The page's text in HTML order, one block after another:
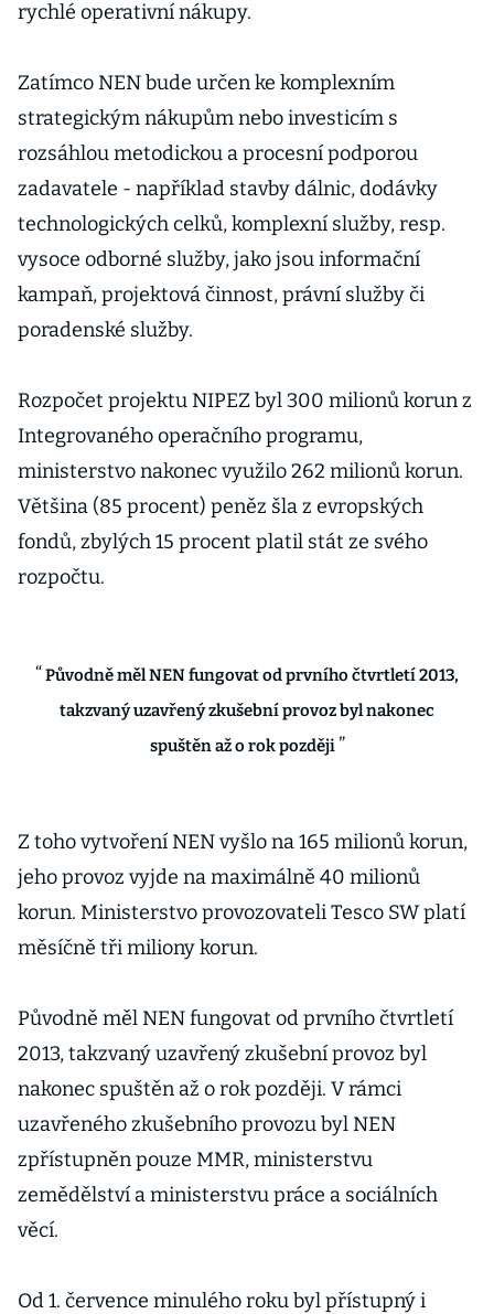
rychlé operativní nákupy.
Zatímco NEN bude určen ke komplexním
strategickým nákupům nebo investicím s
rozsáhlou metodickou a procesní podporou
zadavatele - například stavby dálnic, dodávky
technologických celků, komplexní služby, resp.
vysoce odborné služby, jako jsou informační
kampaň, projektová činnost, právní služby či
poradenské služby.
Rozpočet projektu NIPEZ byl 300 milionů korun z
Integrovaného operačního programu,
ministerstvo nakonec využilo 262 milionů korun.
Většina (85 procent) peněz šla z evropských
fondů, zbylých 15 procent platil stát ze svého
rozpočtu.
Původně měl NEN fungovat od prvního čtvrtletí 2013,
takzvaný uzavřený zkušební provoz byl nakonec
spuštěn až o rok později
Z toho vytvoření NEN vyšlo na 165 milionů korun,
jeho provoz vyjde na maximálně 40 milionů
korun. Ministerstvo provozovateli Tesco SW platí
měsíčně tři miliony korun.
Původně měl NEN fungovat od prvního čtvrtletí
2013, takzvaný uzavřený zkušební provoz byl
nakonec spuštěn až o rok později. V rámci
uzavřeného zkušebního provozu byl NEN
zpřístupněn pouze MMR, ministerstvu
zemědělství a ministerstvu práce a sociálních
věcí.
Od 1. července minulého roku byl přístupný i